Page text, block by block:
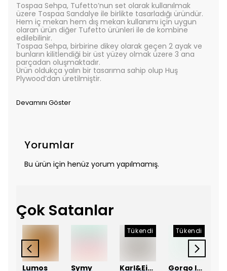
Tospaa Sehpa, Tufetto’nun set olarak kullanılmak
üzere Tospaa Sandalye ile birlikte tasarladığı üründür.
Hem iç mekan hem dış mekan kullanımı için uygun
olaran ürün diğer Tufetto ürünleri ile de kombine
edilebilinir.
Tospaa Sehpa, birbirine dikey olarak geçen 2 ayak ve
bunların kilitlendiği bir üst yüzey olmak üzere 3 ana
parçadan oluşmaktadır.
Ürün oldukça yalın bir tasarıma sahip olup Huş
Plywood’dan üretilmiştir.
Devamını Göster
Yorumlar
Bu ürün için henüz yorum yapılmamış.
Çok Satanlar
Lumos Symy
Tükendi
Karl&Ein Art Gallery
Tükendi
Gorgo Iruka